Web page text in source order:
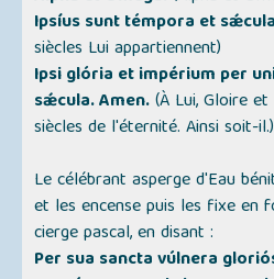
Ipsíus sunt témpora et
siècles Lui appartiennent)
Ipsi glória et impérium per
sǽcula. Amen.(À Lui, Gloire
siècles de l'éternité. Ainsi soit-il.)
Le célébrant asperge d'Eau
et les encense puis les fixe en
cierge pascal, en disant :
Per sua sancta vúlnera